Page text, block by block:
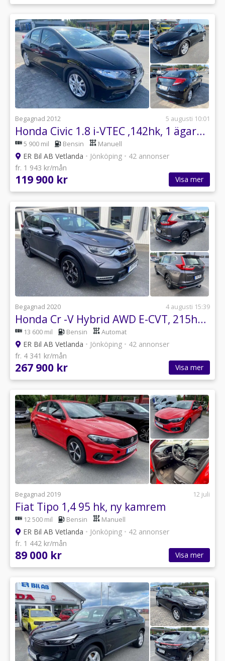
Begagnad 2012 5 augusti 10:01
Honda Civic 1.8 i-VTEC ,142hk, 1 ägare //LÅGMIL//
5 900 mil Bensin Manuell
ER Bil AB Vetlanda • Jönköping • 42 annonser
fr. 1 943 kr/mån
119 900 kr Visa mer
Begagnad 2020 4 augusti 15:39
Honda Cr -V Hybrid AWD E-CVT, 215hk, drag, ledramp, v-hjul
13 600 mil Bensin Automat
ER Bil AB Vetlanda • Jönköping • 42 annonser
fr. 4 341 kr/mån
267 900 kr Visa mer
Begagnad 2019 12 juli
Fiat Tipo 1,4 95 hk, ny kamrem
12 500 mil Bensin Manuell
ER Bil AB Vetlanda • Jönköping • 42 annonser
fr. 1 442 kr/mån
89 000 kr Visa mer